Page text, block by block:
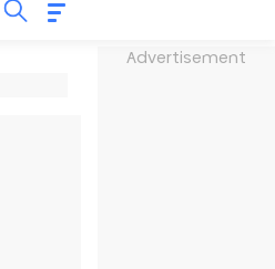
Advertisement
LIGA ITALIA